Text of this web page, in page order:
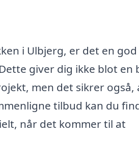
i Ulbjerg, er det en god
giver dig ikke blot en
men det sikrer også,
tilbud kan du
når det kommer til at